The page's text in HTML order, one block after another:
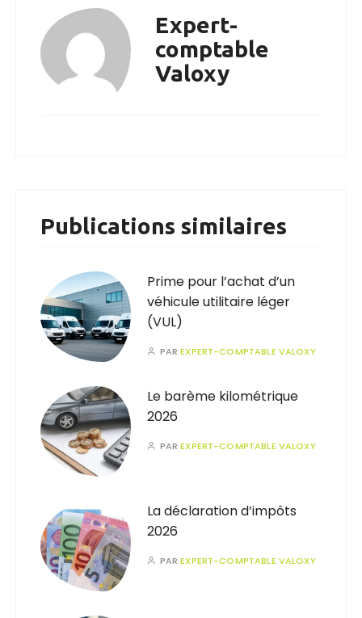
Expert-
comptable
Valoxy
Publications similaires
Prime pour l’achat d’un
véhicule utilitaire léger
(VUL)
PAREXPERT-COMPTABLE VALOXY
Le barème kilométrique
2026
PAREXPERT-COMPTABLE VALOXY
La déclaration d’impôts
2026
PAREXPERT-COMPTABLE VALOXY